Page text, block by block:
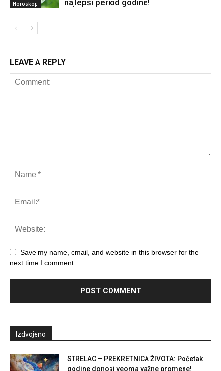
Horoskop
najlepši period godine!
LEAVE A REPLY
Save my name, email, and website in this browser for the
next time I comment.
Izdvojeno
STRELAC – PREKRETNICA ŽIVOTA: Početak
godine donosi veoma važne promene!